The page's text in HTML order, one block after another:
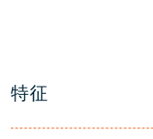
特征